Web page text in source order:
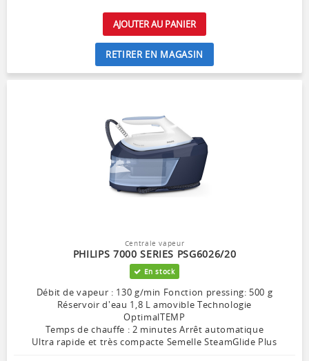
AJOUTER AU PANIER
RETIRER EN MAGASIN
Centrale vapeur
PHILIPS 7000 SERIES PSG6026/20
En stock
Débit de vapeur : 130 g/min Fonction pressing: 500 g
Réservoir d'eau 1,8 L amovible Technologie
OptimalTEMP
Temps de chauffe : 2 minutes Arrêt automatique
Ultra rapide et très compacte Semelle SteamGlide Plus